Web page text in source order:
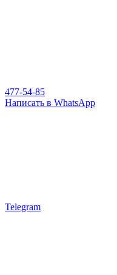
477-54-85
Написать в WhatsApp
Telegram